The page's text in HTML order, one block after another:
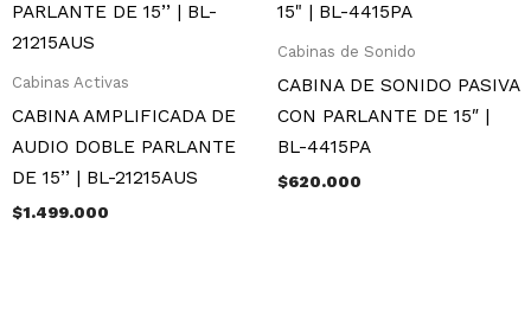
Cabinas Activas
CABINA AMPLIFICADA DE
AUDIO DOBLE PARLANTE
DE 15’’ | BL-21215AUS
$1.499.000
Cabinas de Sonido
CABINA DE SONIDO PASIVA
CON PARLANTE DE 15″ |
BL-4415PA
$620.000